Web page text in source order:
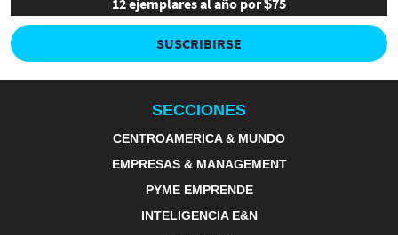
12 ejemplares al año por $75
SUSCRIBIRSE
SECCIONES
CENTROAMERICA & MUNDO
EMPRESAS & MANAGEMENT
PYME EMPRENDE
INTELIGENCIA E&N